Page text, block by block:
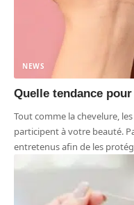
NEWS
Quelle tendance
Tout comme la chevelure,
participent à votre beauté.
entretenus afin de les